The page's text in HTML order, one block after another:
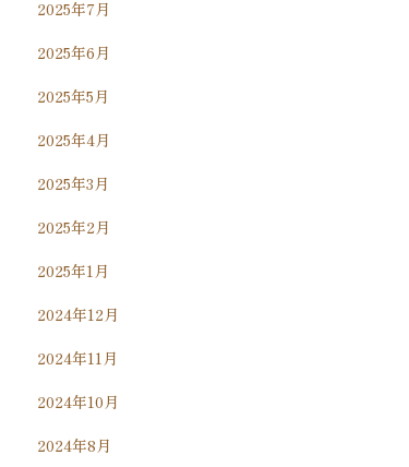
2025年7月
2025年6月
2025年5月
2025年4月
2025年3月
2025年2月
2025年1月
2024年12月
2024年11月
2024年10月
2024年8月